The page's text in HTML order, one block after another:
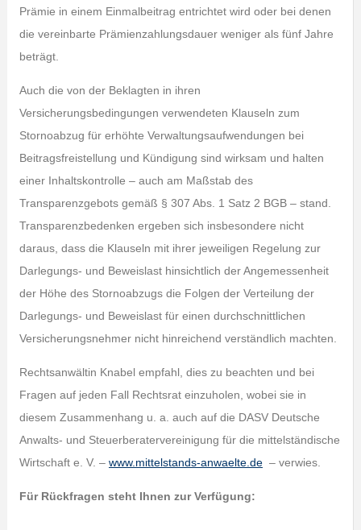
Prämie in einem Einmalbeitrag entrichtet wird oder bei denen
die vereinbarte Prämienzahlungsdauer weniger als fünf Jahre
beträgt.
Auch die von der Beklagten in ihren
Versicherungsbedingungen verwendeten Klauseln zum
Stornoabzug für erhöhte Verwaltungsaufwendungen bei
Beitragsfreistellung und Kündigung sind wirksam und halten
einer Inhaltskontrolle – auch am Maßstab des
Transparenzgebots gemäß § 307 Abs. 1 Satz 2 BGB – stand.
Transparenzbedenken ergeben sich insbesondere nicht
daraus, dass die Klauseln mit ihrer jeweiligen Regelung zur
Darlegungs- und Beweislast hinsichtlich der Angemessenheit
der Höhe des Stornoabzugs die Folgen der Verteilung der
Darlegungs- und Beweislast für einen durchschnittlichen
Versicherungsnehmer nicht hinreichend verständlich machten.
Rechtsanwältin Knabel empfahl, dies zu beachten und bei
Fragen auf jeden Fall Rechtsrat einzuholen, wobei sie in
diesem Zusammenhang u. a. auch auf die DASV Deutsche
Anwalts- und Steuerberatervereinigung für die mittelständische
Wirtschaft e. V. – www.mittelstands-anwaelte.de– verwies.
Für Rückfragen steht Ihnen zur Verfügung: